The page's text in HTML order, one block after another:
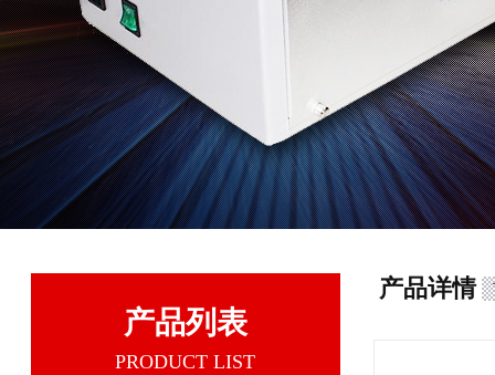
产品列表
PRODUCT LIST
产品详情